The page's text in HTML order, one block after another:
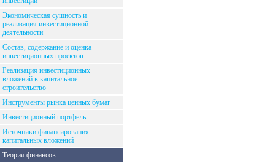
Экономическая сущность и
реализация инвестиционной
деятельности
Состав, содержание и оценка
инвестиционных проектов
Реализация инвестиционных
вложений в капитальное
строительство
Инструменты рынка ценных бумаг
Инвестиционный портфель
Источники финансирования
капитальных вложений
Теория финансов